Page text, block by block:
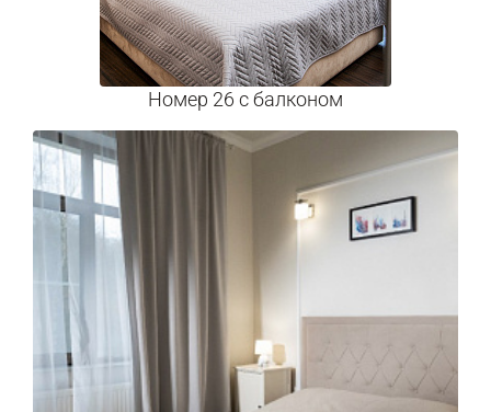
Номер 26 с балконом